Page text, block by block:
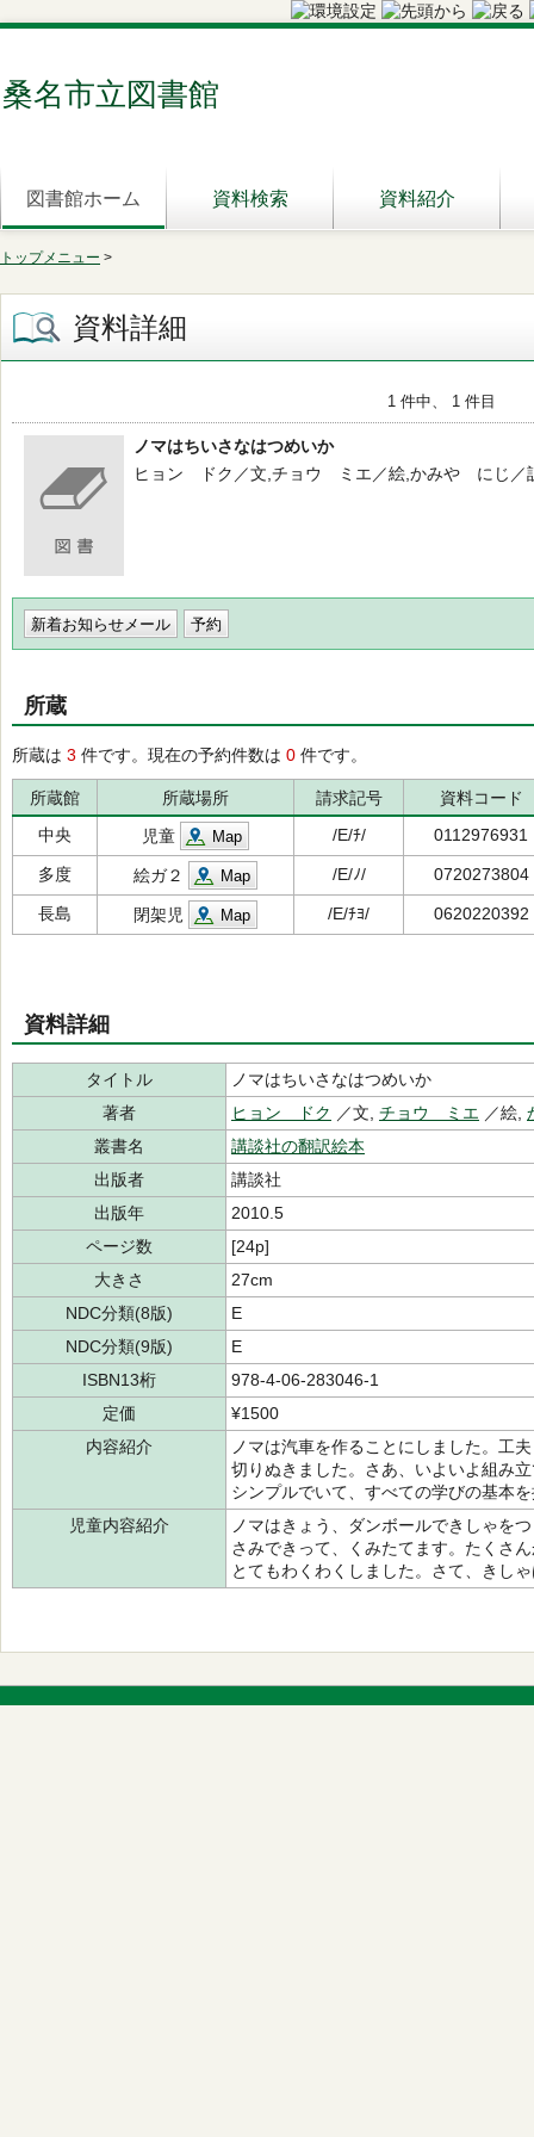
桑名市立図書館
図書館ホーム 資料検索 資料紹介
トップメニュー >
資料詳細
1 件中、 1 件目
ノマはちいさなはつめいか
ヒョン ドク／文,チョウ ミエ／絵,かみや にじ／
新着お知らせメール
所蔵
所蔵は 3 件です。現在の予約件数は 0 件です。
所蔵館 所蔵場所 請求記号
資料コード
中央
児童 Map /E/ﾁ/ 0112976931
多度 絵ガ２ Map /E/ﾉ/ 0720273804
長島 閉架児 Map /E/ﾁﾖ/ 0620220392
資料詳細
タイトル
ノマはちいさなはつめいか
著者
ヒョン ドク ／文, チョウ ミエ ／絵,
叢書名
講談社の翻訳絵本
出版者
講談社
出版年
2010.5
ページ数
[24p]
大きさ
27cm
NDC分類(8版)
E
NDC分類(9版)
E
ISBN13桁
978-4-06-283046-1
定価
¥1500
内容紹介
ノマは汽車を作ることにしました。工
切りぬきました。さあ、いよいよ組み
シンプルでいて、すべての学びの基本
児童内容紹介
ノマはきょう、ダンボールできしゃを
さみできって、くみたてます。たくさ
とてもわくわくしました。さて、きし